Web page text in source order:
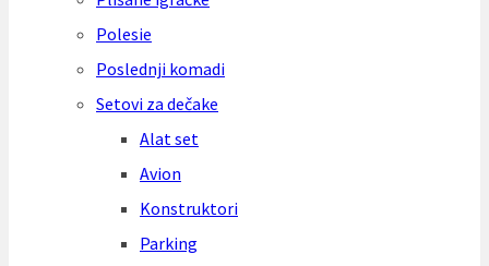
Polesie
Poslednji komadi
Setovi za dečake
Alat set
Avion
Konstruktori
Parking